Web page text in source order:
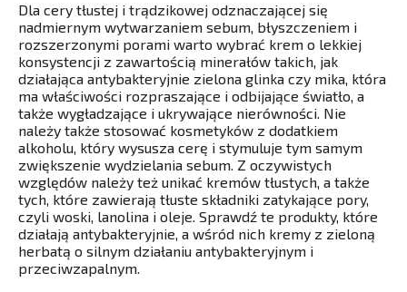
Dla cery tłustej i trądzikowej odznaczającej się
nadmiernym wytwarzaniem sebum, błyszczeniem i
rozszerzonymi porami warto wybrać krem o lekkiej
konsystencji z zawartością minerałów takich, jak
działająca antybakteryjnie zielona glinka czy mika, która
ma właściwości rozpraszające i odbijające światło, a
także wygładzające i ukrywające nierówności. Nie
należy także stosować kosmetyków z dodatkiem
alkoholu, który wysusza cerę i stymuluje tym samym
zwiększenie wydzielania sebum. Z oczywistych
względów należy też unikać kremów tłustych, a także
tych, które zawierają tłuste składniki zatykające pory,
czyli woski, lanolina i oleje. Sprawdź te produkty, które
działają antybakteryjnie, a wśród nich kremy z zieloną
herbatą o silnym działaniu antybakteryjnym i
przeciwzapalnym.